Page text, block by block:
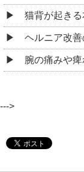
猫背が起き
ヘルニア改
腕の痛みや
--->